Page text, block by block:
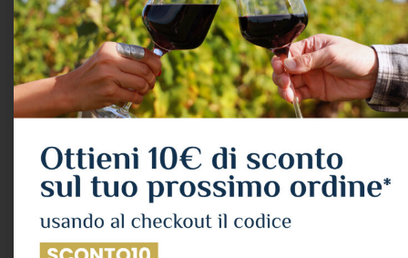
Limoncello Di Sorrento
“villa Massa” Lt.1 30°
ALCOLICI,
LIMONCELLO
Villa Massa
22,08 € IVA Inclusa
AGGIUNGI AL CARRELLO
Limoncello Di Capri Lt.1
30°
ALCOLICI
LIMONCELLO
18,63€
IVA Inclusa
AGGIUNGI AL CARRELLO